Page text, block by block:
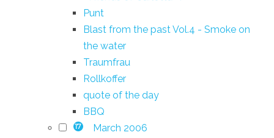
Punt
Blast from the past Vol.4 - Smoke on
the water
Traumfrau
Rollkoffer
quote of the day
BBQ
17 March 2006